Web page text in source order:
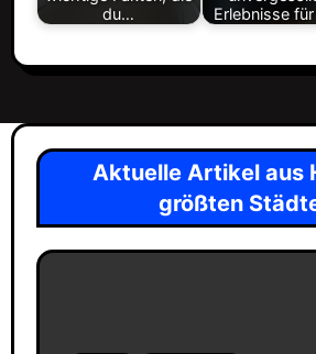
du…
Erlebnisse
Aktuelle Artikel aus
größten